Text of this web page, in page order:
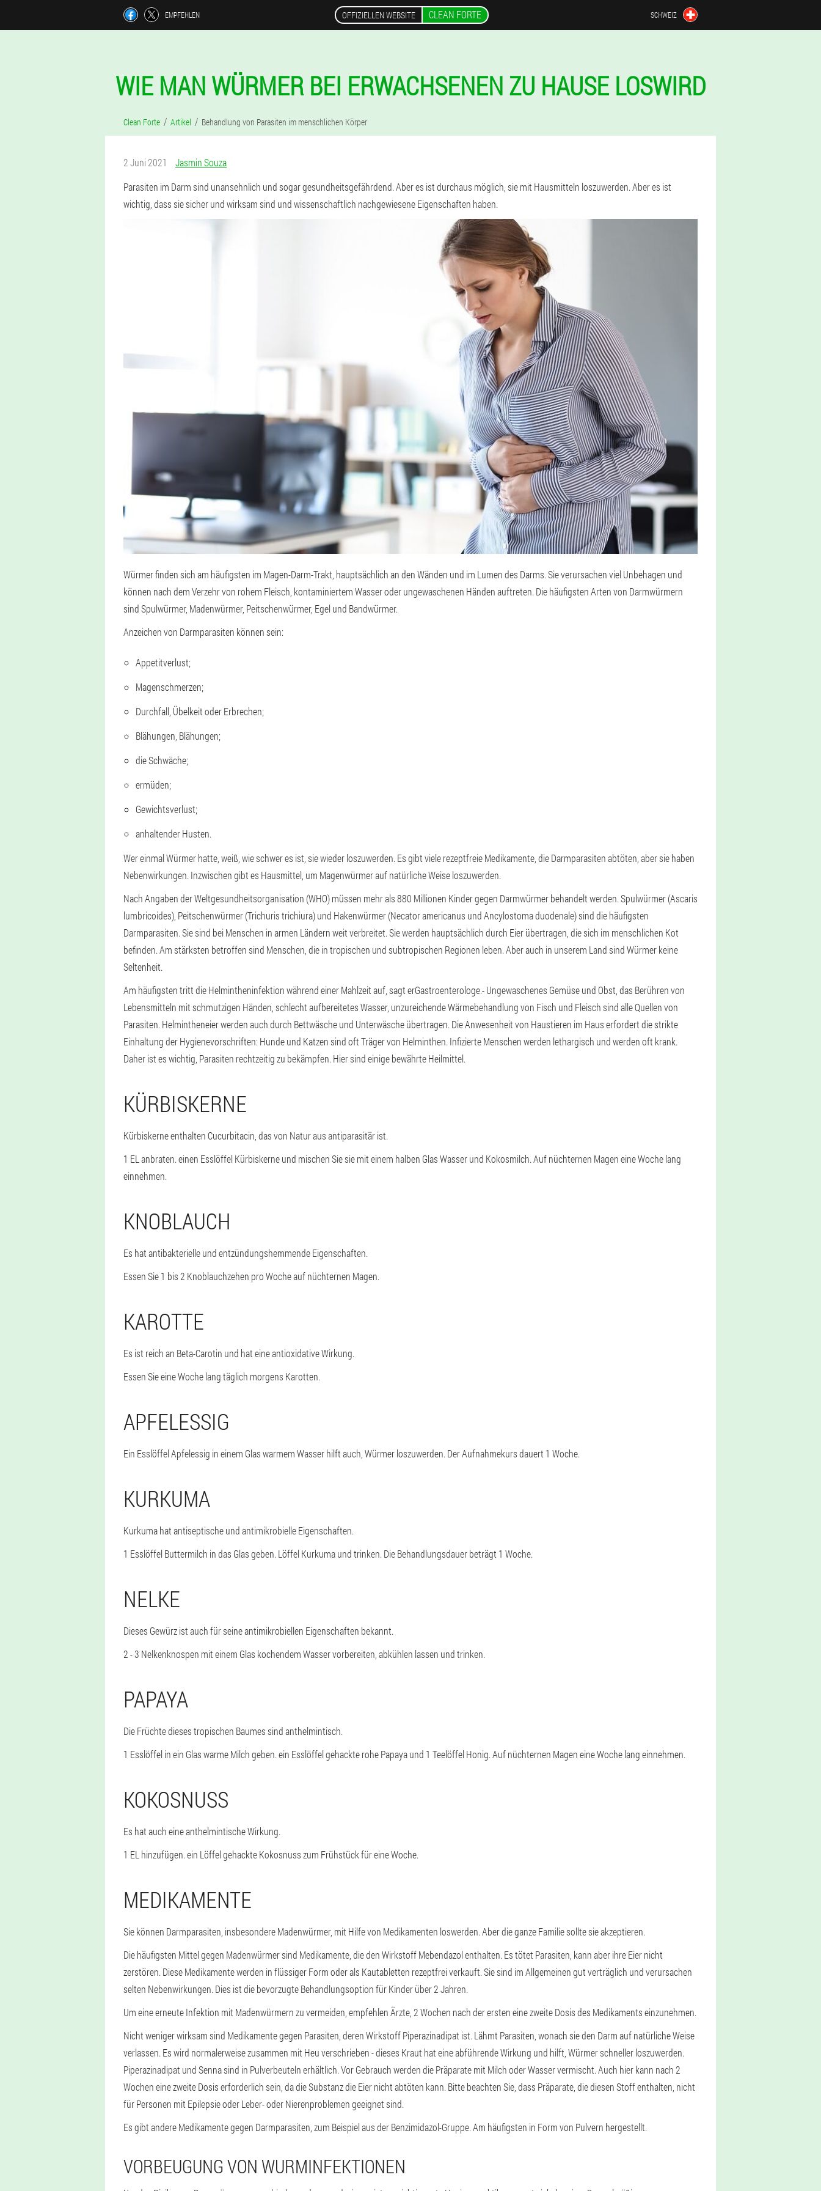
EMPFEHLEN OFFIZIELLEN WEBSITE CLEAN FORTE SCHWEIZ
WIE MAN WÜRMER BEI ERWACHSENEN ZU HAUSE LOSWIRD
Clean Forte Artikel Behandlung von Parasiten im menschlichen Körper
2 Juni 2021
Jasmin Souza
Parasiten im Darm sind unansehnlich und sogar gesundheitsgefährdend. Aber es ist durchaus möglich, sie mit Hausmitteln loszuwerden. Aber es ist
wichtig, dass sie sicher und wirksam sind und wissenschaftlich nachgewiesene Eigenschaften haben.
Würmer finden sich am häufigsten im Magen-Darm-Trakt, hauptsächlich an den Wänden und im Lumen des Darms. Sie verursachen viel Unbehagen und
können nach dem Verzehr von rohem Fleisch, kontaminiertem Wasser oder ungewaschenen Händen auftreten. Die häufigsten Arten von Darmwürmern
sind Spulwürmer, Madenwürmer, Peitschenwürmer, Egel und Bandwürmer.
Anzeichen von Darmparasiten können sein:
Appetitverlust;
Magenschmerzen;
Durchfall, Übelkeit oder Erbrechen;
Blähungen, Blähungen;
die Schwäche;
ermüden;
Gewichtsverlust;
anhaltender Husten.
Wer einmal Würmer hatte, weiß, wie schwer es ist, sie wieder loszuwerden. Es gibt viele rezeptfreie Medikamente, die Darmparasiten abtöten, aber sie haben
Nebenwirkungen. Inzwischen gibt es Hausmittel, um Magenwürmer auf natürliche Weise loszuwerden.
Nach Angaben der Weltgesundheitsorganisation (WHO) müssen mehr als 880 Millionen Kinder gegen Darmwürmer behandelt werden. Spulwürmer (Ascaris
lumbricoides), Peitschenwürmer (Trichuris trichiura) und Hakenwürmer (Necator americanus und Ancylostoma duodenale) sind die häufigsten
Darmparasiten. Sie sind bei Menschen in armen Ländern weit verbreitet. Sie werden hauptsächlich durch Eier übertragen, die sich im menschlichen Kot
befinden. Am stärksten betroffen sind Menschen, die in tropischen und subtropischen Regionen leben. Aber auch in unserem Land sind Würmer keine
Seltenheit.
Am häufigsten tritt die Helmintheninfektion während einer Mahlzeit auf, sagt erGastroenterologe.- Ungewaschenes Gemüse und Obst, das Berühren von
Lebensmitteln mit schmutzigen Händen, schlecht aufbereitetes Wasser, unzureichende Wärmebehandlung von Fisch und Fleisch sind alle Quellen von
Parasiten. Helmintheneier werden auch durch Bettwäsche und Unterwäsche übertragen. Die Anwesenheit von Haustieren im Haus erfordert die strikte
Einhaltung der Hygienevorschriften: Hunde und Katzen sind oft Träger von Helminthen. Infizierte Menschen werden lethargisch und werden oft krank.
Daher ist es wichtig, Parasiten rechtzeitig zu bekämpfen. Hier sind einige bewährte Heilmittel.
KÜRBISKERNE
Kürbiskerne enthalten Cucurbitacin, das von Natur aus antiparasitär ist.
1 EL anbraten. einen Esslöffel Kürbiskerne und mischen Sie sie mit einem halben Glas Wasser und Kokosmilch. Auf nüchternen Magen eine Woche lang
einnehmen.
KNOBLAUCH
Es hat antibakterielle und entzündungshemmende Eigenschaften.
Essen Sie 1 bis 2 Knoblauchzehen pro Woche auf nüchternen Magen.
KAROTTE
Es ist reich an Beta-Carotin und hat eine antioxidative Wirkung.
Essen Sie eine Woche lang täglich morgens Karotten.
APFELESSIG
Ein Esslöffel Apfelessig in einem Glas warmem Wasser hilft auch, Würmer loszuwerden. Der Aufnahmekurs dauert 1 Woche.
KURKUMA
Kurkuma hat antiseptische und antimikrobielle Eigenschaften.
1 Esslöffel Buttermilch in das Glas geben. Löffel Kurkuma und trinken. Die Behandlungsdauer beträgt 1 Woche.
NELKE
Dieses Gewürz ist auch für seine antimikrobiellen Eigenschaften bekannt.
2 - 3 Nelkenknospen mit einem Glas kochendem Wasser vorbereiten, abkühlen lassen und trinken.
PAPAYA
Die Früchte dieses tropischen Baumes sind anthelmintisch.
1 Esslöffel in ein Glas warme Milch geben. ein Esslöffel gehackte rohe Papaya und 1 Teelöffel Honig. Auf nüchternen Magen eine Woche lang einnehmen.
KOKOSNUSS
Es hat auch eine anthelmintische Wirkung.
1 EL hinzufügen. ein Löffel gehackte Kokosnuss zum Frühstück für eine Woche.
MEDIKAMENTE
Sie können Darmparasiten, insbesondere Madenwürmer, mit Hilfe von Medikamenten loswerden. Aber die ganze Familie sollte sie akzeptieren.
Die häufigsten Mittel gegen Madenwürmer sind Medikamente, die den Wirkstoff Mebendazol enthalten. Es tötet Parasiten, kann aber ihre Eier nicht
zerstören. Diese Medikamente werden in flüssiger Form oder als Kautabletten rezeptfrei verkauft. Sie sind im Allgemeinen gut verträglich und verursachen
selten Nebenwirkungen. Dies ist die bevorzugte Behandlungsoption für Kinder über 2 Jahren.
Um eine erneute Infektion mit Madenwürmern zu vermeiden, empfehlen Ärzte, 2 Wochen nach der ersten eine zweite Dosis des Medikaments einzunehmen.
Nicht weniger wirksam sind Medikamente gegen Parasiten, deren Wirkstoff Piperazinadipat ist. Lähmt Parasiten, wonach sie den Darm auf natürliche Weise
verlassen. Es wird normalerweise zusammen mit Heu verschrieben - dieses Kraut hat eine abführende Wirkung und hilft, Würmer schneller loszuwerden.
Piperazinadipat und Senna sind in Pulverbeuteln erhältlich. Vor Gebrauch werden die Präparate mit Milch oder Wasser vermischt. Auch hier kann nach 2
Wochen eine zweite Dosis erforderlich sein, da die Substanz die Eier nicht abtöten kann. Bitte beachten Sie, dass Präparate, die diesen Stoff enthalten, nicht
für Personen mit Epilepsie oder Leber- oder Nierenproblemen geeignet sind.
Es gibt andere Medikamente gegen Darmparasiten, zum Beispiel aus der Benzimidazol-Gruppe. Am häufigsten in Form von Pulvern hergestellt.
VORBEUGUNG VON WURMINFEKTIONEN